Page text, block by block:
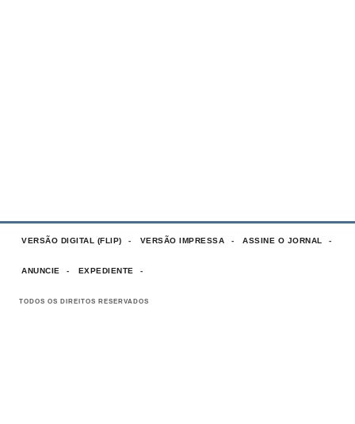
VERSÃO DIGITAL (FLIP) VERSÃO IMPRESSA ASSINE O JORNAL
ANUNCIE EXPEDIENTE
TODOS OS DIREITOS RESERVADOS